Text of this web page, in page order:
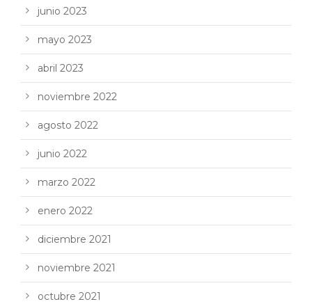
junio 2023
mayo 2023
abril 2023
noviembre 2022
agosto 2022
junio 2022
marzo 2022
enero 2022
diciembre 2021
noviembre 2021
octubre 2021